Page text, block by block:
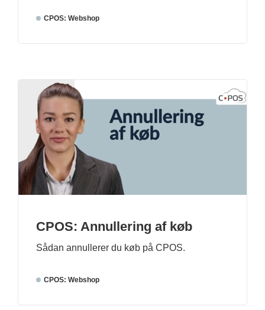
CPOS: Webshop
CPOS: Annullering af køb
Sådan annullerer du køb på CPOS.
CPOS: Webshop